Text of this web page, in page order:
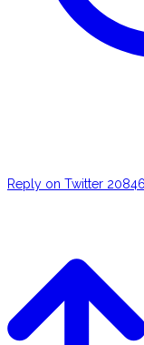
Reply on Twitter